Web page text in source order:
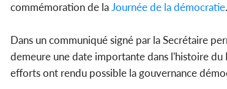
commémoration de laJournée de la démocratie.
Dans un communiqué signé par la Secrétaire
demeure une date importante dans l'histoire du
efforts ont rendu possible la gouvernance